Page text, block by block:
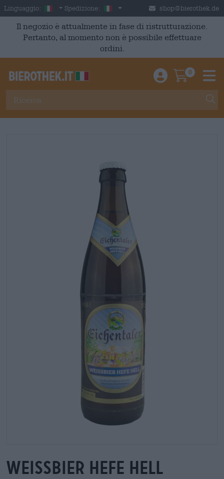
Skip to main content
Linguaggio: Italian
Spedizione: Italia shop@bierothek.de
Il negozio è attualmente in fase di ristrutturazione.
Pertanto, al momento non è possibile effettuare
ordini.
Einloggen /
0
weissbier hefe hell